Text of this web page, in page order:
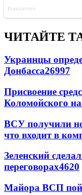
ЧИТАЙТЕ
Украинцы
Донбасса26997
Присвоение
Коломойского
ВСУ получили
что входит в
Зеленский
переговорах4620
Майора ВСП